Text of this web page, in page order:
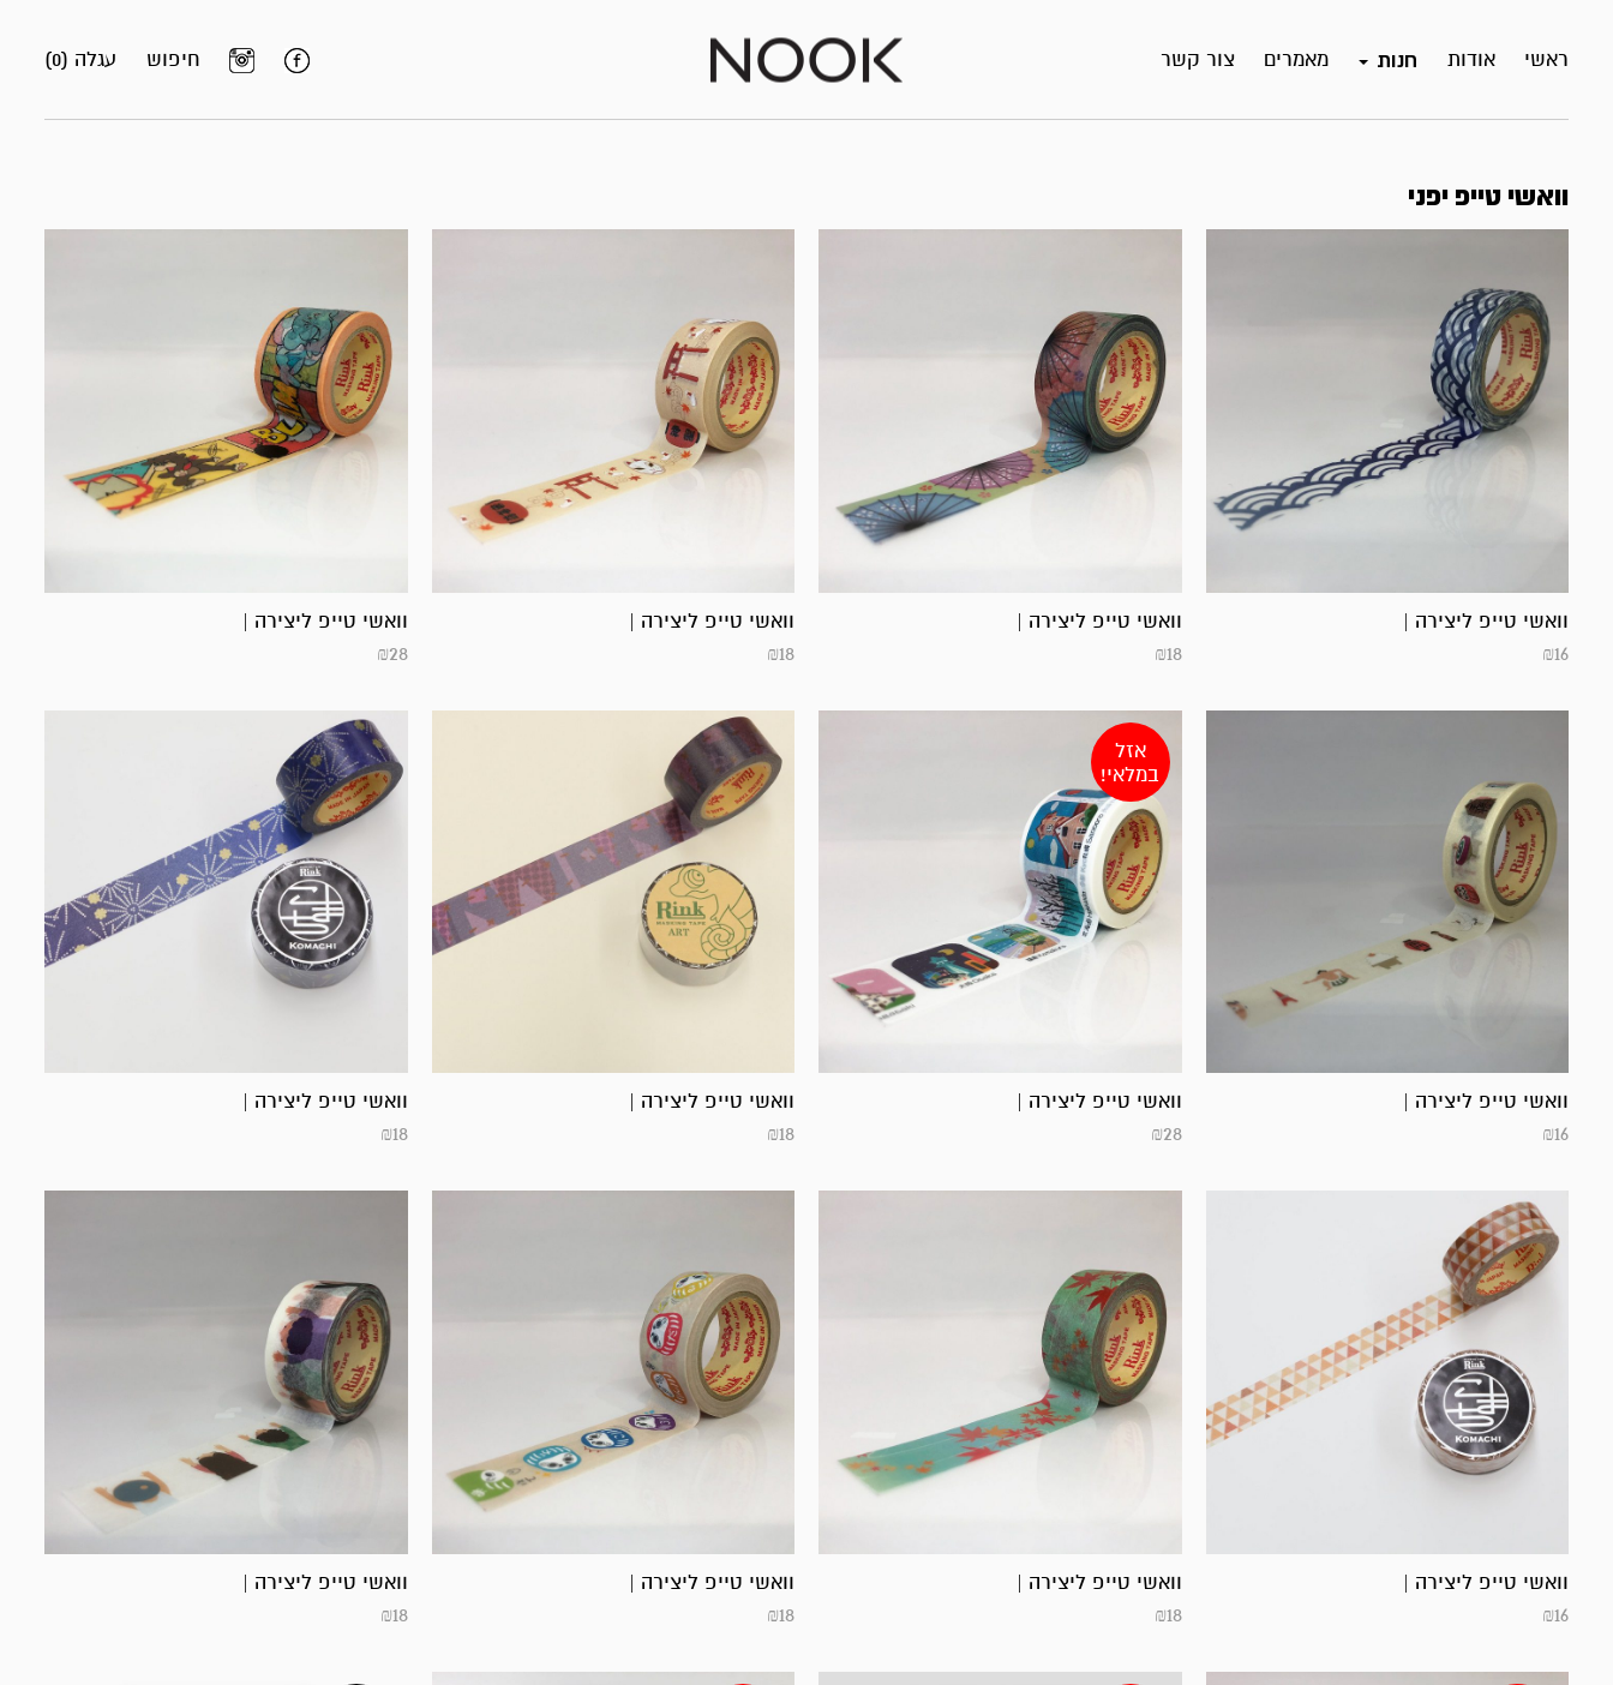
ראשי אודות חנות מאמרים צור קשר עגלה (0) חיפוש
וואשי טייפ יפני
וואשי טייפ ליצירה |
₪16
וואשי טייפ ליצירה |
₪18
וואשי טייפ ליצירה |
₪18
וואשי טייפ ליצירה |
₪28
וואשי טייפ ליצירה |
₪16
אזל
במלאי!
וואשי טייפ ליצירה |
₪28
וואשי טייפ ליצירה |
₪18
וואשי טייפ ליצירה |
₪18
וואשי טייפ ליצירה |
₪16
וואשי טייפ ליצירה |
₪18
וואשי טייפ ליצירה |
₪18
וואשי טייפ ליצירה |
₪18